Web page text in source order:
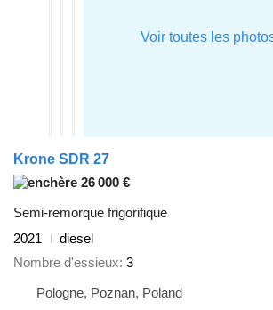
Krone SDR 27
26 000 €
Semi-remorque frigorifique
2021
diesel
Nombre d'essieux 3
Pologne, Poznan, Poland